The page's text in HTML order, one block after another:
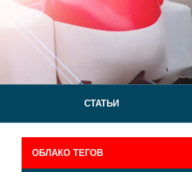
СТАТЬИ
ОБЛАКО ТЕГОВ